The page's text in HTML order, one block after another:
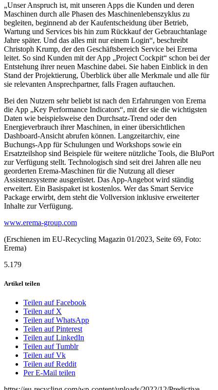
„Unser Anspruch ist, mit unseren Apps die Kunden und deren
Maschinen durch alle Phasen des Maschinenlebenszyklus zu
begleiten, beginnend ab der Kaufentscheidung über Betrieb,
Wartung und Services bis hin zum Rückkauf der Gebrauchtanlage
Jahre später. Und das alles mit nur einem Login“, beschreibt
Christoph Krump, der den Geschäftsbereich Service bei Erema
leitet. So sind Kunden mit der App „Project Cockpit“ schon bei der
Entstehung ihrer neuen Maschine dabei. Sie haben Einblick in den
Stand der Projektierung, Überblick über alle Merkmale und alle für
sie relevanten Ansprechpartner, falls Fragen auftauchen.
Bei den Nutzern sehr beliebt ist nach den Erfahrungen von Erema
die App „Key Performance Indicators“, mit der sie die wichtigsten
Daten wie beispielsweise den Durchsatz-Trend oder den
Energieverbrauch ihrer Maschinen, in einer übersichtlichen
Dashboard-Ansicht abrufen können. Langzeitarchiv, eine
Buchungs-App für Schulungen und Workshops sowie ein
Ersatzteilshop sind Beispiele für weitere nützliche Tools, die BluPort
zur Verfügung stellt. Technologisch sind seit drei Jahren alle neu
georderten Erema-Maschinen für die Nutzung all dieser
Assistenzsysteme ausgerüstet. Das App-Angebot wird ständig
erweitert. Ein Basispaket ist kostenlos. Wer das Smart Service
Package erwirbt, dem steht die Vollversion inklusive erweiterter
Inhalte zur Verfügung.
www.erema-group.com
(Erschienen im EU-Recycling Magazin 01/2023, Seite 69, Foto:
Erema)
5.179
Artikel teilen
Teilen auf Facebook
Teilen auf X
Teilen auf WhatsApp
Teilen auf Pinterest
Teilen auf LinkedIn
Teilen auf Tumblr
Teilen auf Vk
Teilen auf Reddit
Per E-Mail teilen